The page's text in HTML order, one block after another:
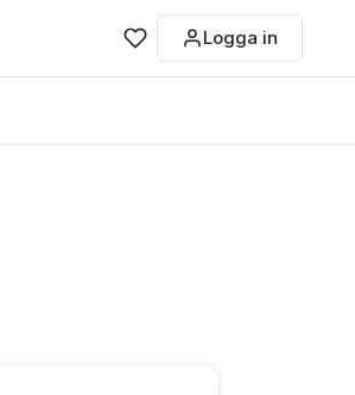
Logga in